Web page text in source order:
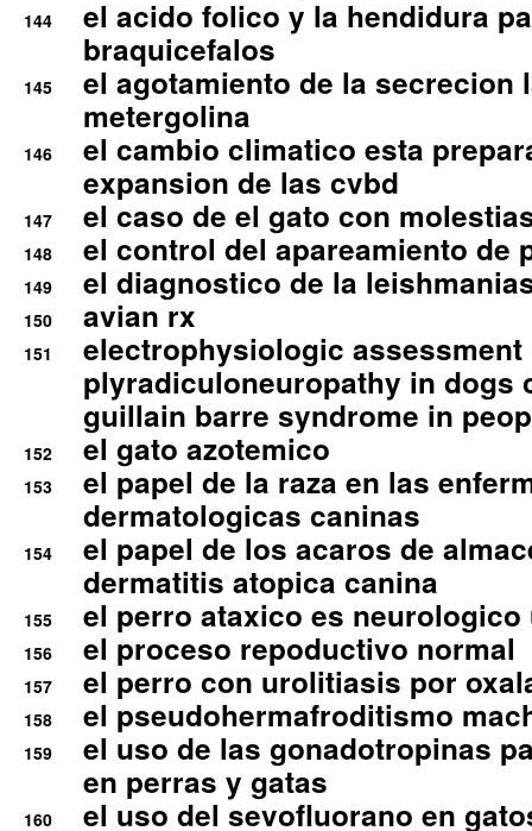
144
el acido folico y la hendidura
braquicefalos
145
el agotamiento de la secrecion
metergolina
146
el cambio climatico esta
expansion de las cvbd
147 el caso de el gato con
148 el control del apareamiento de
149 el diagnostico de la
150 avian rx
151
electrophysiologic assessment
plyradiculoneuropathy in dogs
guillain barre syndrome in
152 el gato azotemico
153
el papel de la raza en las
dermatologicas caninas
154
el papel de los acaros de
dermatitis atopica canina
155 el perro ataxico es
156 el proceso repoductivo normal
157 el perro con urolitiasis por
158 el pseudohermafroditismo
159
el uso de las gonadotropinas
en perras y gatas
160
el uso del sevofluorano en